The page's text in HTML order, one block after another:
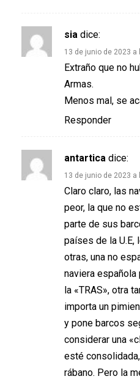
sia dice:
13 de junio de 2023 a
Extraño que no
Armas.
Menos mal, se
Responder
antartica dice:
13 de junio de 2023 a
Claro claro, las
peor, la que no
parte de sus
países de la U.E,
otras, una no
naviera española
la «TRAS», otra
importa un
y pone barcos
considerar una
esté
rábano. Pero la